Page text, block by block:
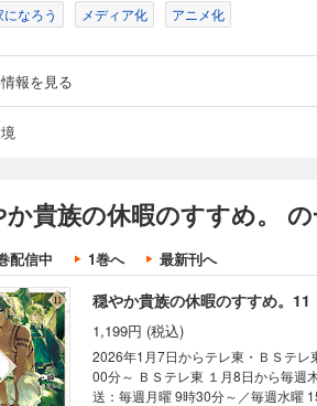
若手冒険者たちとの
なろう メディア化 アニメ化
報を見る
か貴族の休暇のすすめ。
配信中 1巻へ 最新刊へ
00分～ ＢＳテレ東 １月8日から毎週木曜 深夜24時30分～ AT-X 1月8日から毎週木曜 21時30分～ （リピート放
送：毎週月曜 9時30分～／毎週水曜 15
り、本だらけの迷宮で謎を解いたり
送：毎週月曜 9時30分～／毎週水曜 15
籍限定書き下ろしSS付き★ ドラマCD同
「クァト」――。 「小説家になろう
ジー第10弾！ 書き下ろし短編２本収録！ ※おまけの仕掛けあり 【あらすじ】 狂信者たちによって誘拐され、牢屋
に閉じ込められてしまったリゼル。
た。 イレヴンの前に立ちはだかるの
とが判明する。 牢屋から脱出する際
性は最悪だった。 その上、牢屋生
生懸命リゼルの看病をする、『休暇
穏やか貴族の休暇のすすめ。11
1,199円 (税込)
2026年1月7日からテレ東・ＢＳテレ
00分～ ＢＳテレ東 １月8日から毎週木曜 深夜24時30分～ AT-X 1月8日から毎週木曜 21時30分～ （リピート放
送：毎週月曜 9時30分～／毎週水曜 15